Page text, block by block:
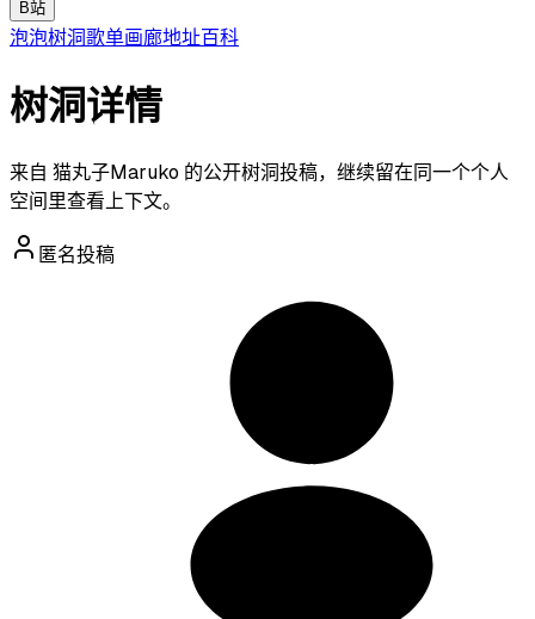
B站
泡泡树洞歌单画廊地址百科
树洞详情
来自 猫丸子Maruko 的公开树洞投稿，继续留在同一个个人
空间里查看上下文。
匿名投稿